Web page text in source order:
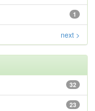
1
next >
32
23